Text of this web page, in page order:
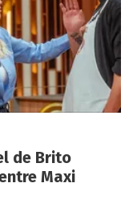
de Brito
Maxi